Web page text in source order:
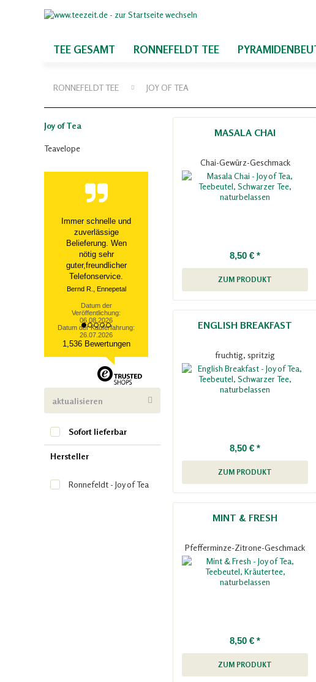
TEE GESAMT RONNEFELDT TEE
RONNEFELDT TEE JOY OF TEA
Joy of Tea
Teavelope
Immer schnelle und
zuverlässige
Belieferung. Wen
nötig sehr
guter,freundlicher
Telefonservice.
Bernd R., Ennepetal
Datum der
Veröffentlichung:
06.08.2026
Datum der Kauferfahrung:
26.07.2026
1,536 Bewertungen
aktualisieren
Sofort lieferbar
Hersteller
Ronnefeldt - Joy of Tea
MASALA CHAI
Chai-Gewürz-Geschmack
8,50 € *
ZUM PRODUKT
ENGLISH BREAKFAST
fruchtig, spritzig
8,50 € *
ZUM PRODUKT
MINT & FRESH
Pfefferminze-Zitrone-Geschmack
8,50 € *
ZUM PRODUKT